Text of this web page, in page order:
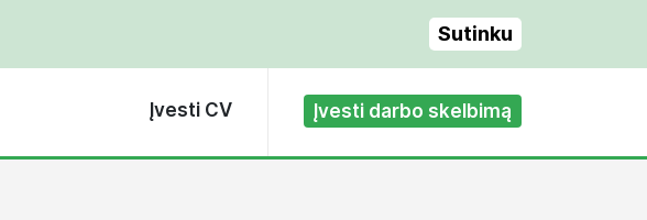
Sutinku
Įvesti CV Įvesti darbo skelbimą